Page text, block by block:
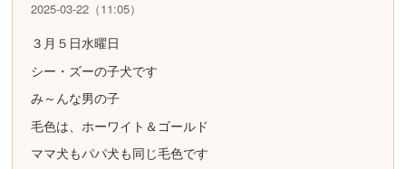
2025-03-22（11:05）
３月５日水曜日
シー・ズーの子犬です
み～んな男の子
毛色は、ホーワイト＆ゴールド
ママ犬もパパ犬も同じ毛色です